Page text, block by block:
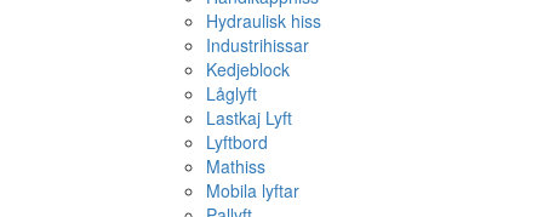
Hydraulisk hiss
Industrihissar
Kedjeblock
Låglyft
Lastkaj Lyft
Lyftbord
Mathiss
Mobila lyftar